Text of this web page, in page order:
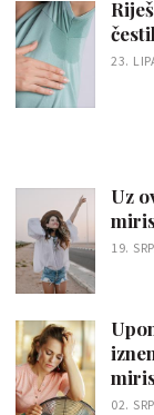
23.
Uz
19.
02.